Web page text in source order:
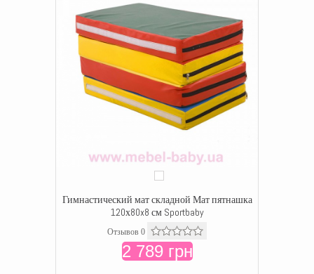
Гимнастический мат складной Мат пятнашка
120х80x8 см Sportbaby
Отзывов 0
2 789 грн